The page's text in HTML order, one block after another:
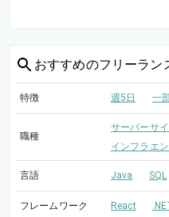
おすすめのフリーラン
特徴 週5日 一
職種
サーバーサ
インフラエ
言語 Java SQL
フレームワーク React